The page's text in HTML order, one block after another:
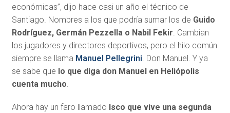
económicas”, dijo hace casi un año el técnico de
Santiago. Nombres a los que podría sumar los de Guido
Rodríguez, Germán Pezzella o Nabil Fekir. Cambian
los jugadores y directores deportivos, pero el hilo común
siempre se llama Manuel Pellegrini. Don Manuel. Y ya
se sabe que lo que diga don Manuel en Heliópolis
cuenta mucho.
Ahora hay un faro llamado Isco que vive una segunda